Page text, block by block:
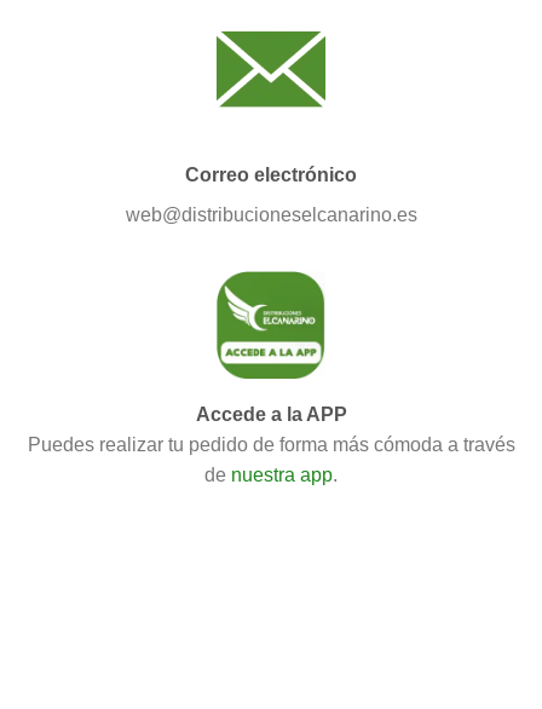
Correo electrónico
web@distribucioneselcanarino.es
Accede a la APP
Puedes realizar tu pedido de forma más cómoda a través
de nuestra app.